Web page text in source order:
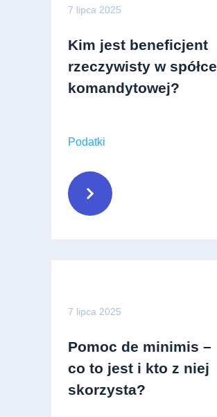
7 lipca 2025
Kim jest beneficjent
rzeczywisty w spółce
komandytowej?
Podatki
7 lipca 2025
Pomoc de minimis –
co to jest i kto z niej
skorzysta?